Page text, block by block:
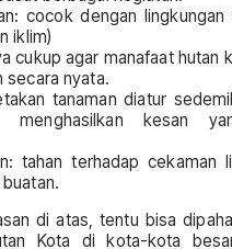
cocok dengan
iklim)
cukup agar manafaat hutan
secara nyata.
tanaman diatur
menghasilkan kesan
tahan terhadap cekaman
di atas, tentu bisa
Kota di kota-kota